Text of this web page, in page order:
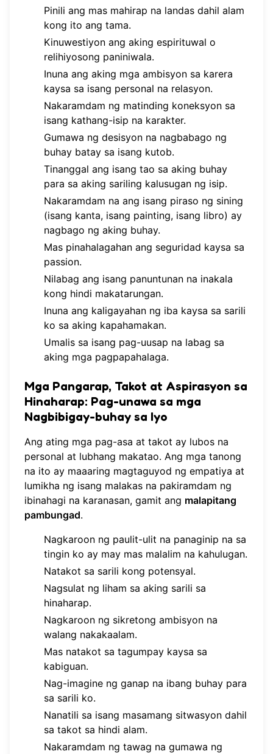
Pinili ang mas mahirap na landas dahil alam
kong ito ang tama.
Kinuwestiyon ang aking espirituwal o
relihiyosong paniniwala.
Inuna ang aking mga ambisyon sa karera
kaysa sa isang personal na relasyon.
Nakaramdam ng matinding koneksyon sa
isang kathang-isip na karakter.
Gumawa ng desisyon na nagbabago ng
buhay batay sa isang kutob.
Tinanggal ang isang tao sa aking buhay
para sa aking sariling kalusugan ng isip.
Nakaramdam na ang isang piraso ng sining
(isang kanta, isang painting, isang libro) ay
nagbago ng aking buhay.
Mas pinahalagahan ang seguridad kaysa sa
passion.
Nilabag ang isang panuntunan na inakala
kong hindi makatarungan.
Inuna ang kaligayahan ng iba kaysa sa sarili
ko sa aking kapahamakan.
Umalis sa isang pag-uusap na labag sa
aking mga pagpapahalaga.
Mga Pangarap, Takot at Aspirasyon sa
Hinaharap: Pag-unawa sa mga
Nagbibigay-buhay sa Iyo
Ang ating mga pag-asa at takot ay lubos na
personal at lubhang makatao. Ang mga tanong
na ito ay maaaring magtaguyod ng empatiya at
lumikha ng isang malakas na pakiramdam ng
ibinahagi na karanasan, gamit ang malapitang
pambungad.
Nagkaroon ng paulit-ulit na panaginip na sa
tingin ko ay may mas malalim na kahulugan.
Natakot sa sarili kong potensyal.
Nagsulat ng liham sa aking sarili sa
hinaharap.
Nagkaroon ng sikretong ambisyon na
walang nakakaalam.
Mas natakot sa tagumpay kaysa sa
kabiguan.
Nag-imagine ng ganap na ibang buhay para
sa sarili ko.
Nanatili sa isang masamang sitwasyon dahil
sa takot sa hindi alam.
Nakaramdam ng tawag na gumawa ng